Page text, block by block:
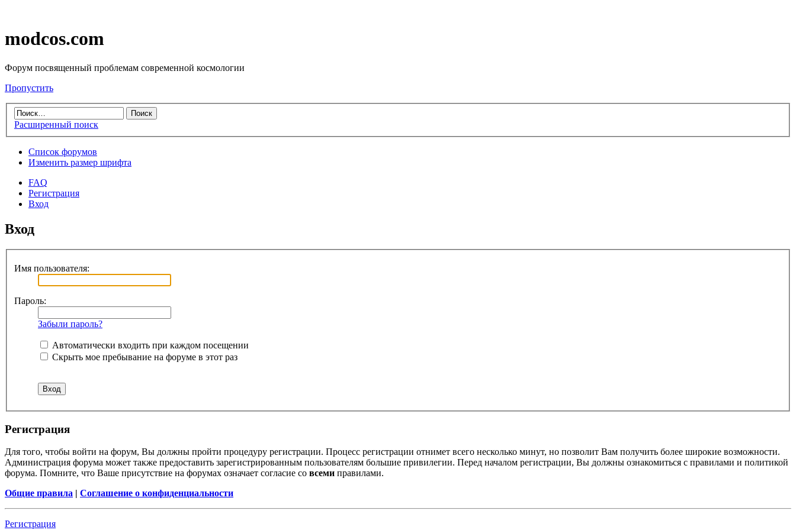
modcos.com
Форум посвященный проблемам современной космологии
Пропустить
Расширенный поиск
Список форумов
Изменить размер шрифта
FAQ
Регистрация
Вход
Вход
Имя пользователя:
Пароль:
Забыли пароль?
Автоматически входить при каждом посещении
Скрыть мое пребывание на форуме в этот раз
Регистрация
Для того, чтобы войти на форум, Вы должны пройти процедуру регистрации. Процесс регистрации отнимет всего несколько минут, но позволит Вам получить более широкие возможности.
Администрация форума может также предоставить зарегистрированным пользователям большие привилегии. Перед началом регистрации, Вы должны ознакомиться с правилами и политикой
форума. Помните, что Ваше присутствие на форумах означает согласие со всеми правилами.
Общие правила | Соглашение о конфиденциальности
Регистрация